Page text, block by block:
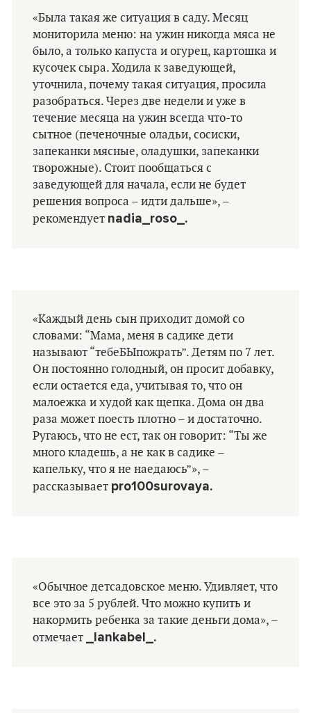
«Была такая же ситуация в саду. Месяц
мониторила меню: на ужин никогда мяса не
было, а только капуста и огурец, картошка и
кусочек сыра. Ходила к заведующей,
уточнила, почему такая ситуация, просила
разобраться. Через две недели и уже в
течение месяца на ужин всегда что-то
сытное (печеночные оладьи, сосиски,
запеканки мясные, оладушки, запеканки
творожные). Стоит пообщаться с
заведующей для начала, если не будет
решения вопроса – идти дальше», –
рекомендует nadia_roso_.
«Каждый день сын приходит домой со
словами: “Мама, меня в садике дети
называют “тебеБЫпожрать”. Детям по 7 лет.
Он постоянно голодный, он просит добавку,
если остается еда, учитывая то, что он
малоежка и худой как щепка. Дома он два
раза может поесть плотно – и достаточно.
Ругаюсь, что не ест, так он говорит: “Ты же
много кладешь, а не как в садике –
капельку, что я не наедаюсь”», –
рассказывает pro100surovaya.
«Обычное детсадовское меню. Удивляет, что
все это за 5 рублей. Что можно купить и
накормить ребенка за такие деньги дома», –
отмечает
_lankabel_.